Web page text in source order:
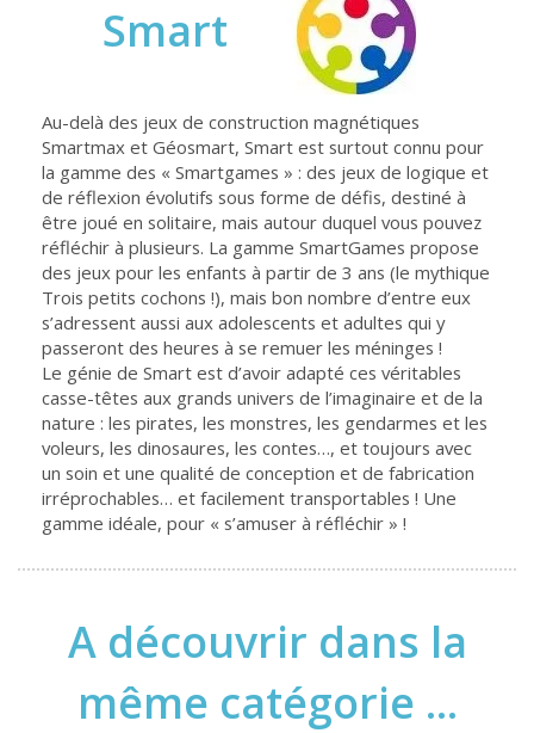
Smart
Au-delà des jeux de construction magnétiques
Smartmax et Géosmart, Smart est surtout connu pour
la gamme des « Smartgames » : des jeux de logique et
de réflexion évolutifs sous forme de défis, destiné à
être joué en solitaire, mais autour duquel vous pouvez
réfléchir à plusieurs. La gamme SmartGames propose
des jeux pour les enfants à partir de 3 ans (le mythique
Trois petits cochons !), mais bon nombre d’entre eux
s’adressent aussi aux adolescents et adultes qui y
passeront des heures à se remuer les méninges !
Le génie de Smart est d’avoir adapté ces véritables
casse-têtes aux grands univers de l’imaginaire et de la
nature : les pirates, les monstres, les gendarmes et les
voleurs, les dinosaures, les contes…, et toujours avec
un soin et une qualité de conception et de fabrication
irréprochables… et facilement transportables ! Une
gamme idéale, pour « s’amuser à réfléchir » !
A découvrir dans la
même catégorie ...